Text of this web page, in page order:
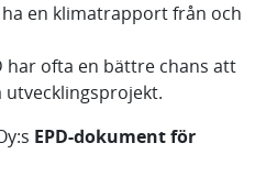
en klimatrapport från och
har ofta en bättre chans att
EPD-dokument för